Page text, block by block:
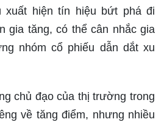
xuất hiện tín hiệu bứt phá đi
gia tăng, có thể cân nhắc gia
nhóm cổ phiếu dẫn dắt xu
chủ đạo của thị trường trong
về tăng điểm, nhưng nhiều